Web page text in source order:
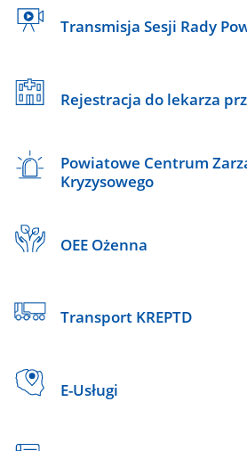
Transmisja Sesji Rady
Rejestracja do lekarza
Powiatowe Centrum
Kryzysowego
OEE Ożenna
Transport KREPTD
E-Usługi